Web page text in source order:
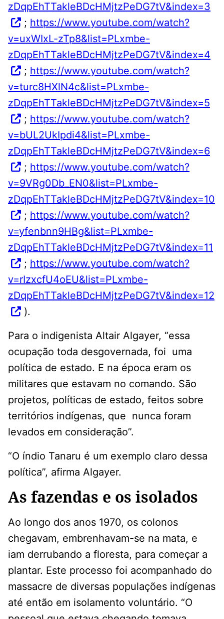
zDqpEhTTakleBDcHMjtzPeDG7tV&index=3
; https://www.youtube.com/watch?
v=uxWIxL-zTp8&list=PLxmbe-
zDqpEhTTakleBDcHMjtzPeDG7tV&index=4
; https://www.youtube.com/watch?
v=turc8HXlN4c&list=PLxmbe-
zDqpEhTTakleBDcHMjtzPeDG7tV&index=5
; https://www.youtube.com/watch?
v=bUL2UkIpdi4&list=PLxmbe-
zDqpEhTTakleBDcHMjtzPeDG7tV&index=6
; https://www.youtube.com/watch?
v=9VRg0Db_EN0&list=PLxmbe-
zDqpEhTTakleBDcHMjtzPeDG7tV&index=10
; https://www.youtube.com/watch?
v=yfenbnn9HBg&list=PLxmbe-
zDqpEhTTakleBDcHMjtzPeDG7tV&index=11
; https://www.youtube.com/watch?
v=rIzxcfU4oEU&list=PLxmbe-
zDqpEhTTakleBDcHMjtzPeDG7tV&index=12
).
Para o indigenista Altair Algayer, “essa
ocupação toda desgovernada, foi uma
política de estado. E na época eram os
militares que estavam no comando. São
projetos, políticas de estado, feitos sobre
territórios indígenas, que nunca foram
levados em consideração”.
“O índio Tanaru é um exemplo claro dessa
política”, afirma Algayer.
As fazendas e os isolados
Ao longo dos anos 1970, os colonos
chegavam, embrenhavam-se na mata, e
iam derrubando a floresta, para começar a
plantar. Este processo foi acompanhado do
massacre de diversas populações indígenas
até então em isolamento voluntário. “O